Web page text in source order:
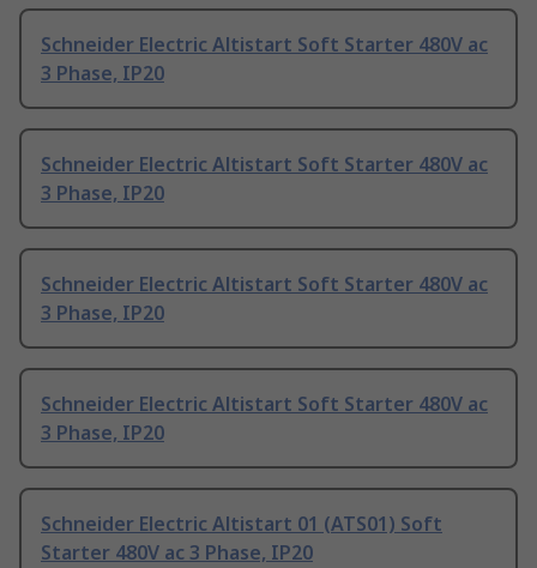
Schneider Electric Altistart Soft Starter 480V ac
3 Phase, IP20
Schneider Electric Altistart Soft Starter 480V ac
3 Phase, IP20
Schneider Electric Altistart Soft Starter 480V ac
3 Phase, IP20
Schneider Electric Altistart Soft Starter 480V ac
3 Phase, IP20
Schneider Electric Altistart 01 (ATS01) Soft
Starter 480V ac 3 Phase, IP20